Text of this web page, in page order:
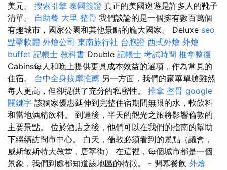
美元。 搜索引擎 泰國簽證 真正的美國巡遊是許多人的靴子
清單。 自助餐 大里 整骨 我們談論的是一個擁有數百萬個
有趣城市，國家公園和其他景點的龐大國家。 Deluxe seo
點擊軟體 外燴公司 東南旅行社 台胞證 西式外燴 外燴
buffet 記帳士 教科書 Double 記帳士 考試時間 推拿整復
Cabins每人和晚上提供更具成本效益的選項，作為常見的
住宿。 台中全身按摩推薦 另一方面，我們的豪華單艙雖然
每人更高，但卻提供了充分的私密性。 推拿 整骨 google
關鍵字 該獨家優惠延伸到完整住宿期間無限的水，軟飲料
和當地酒精飲料。 到達後，半天的觀光之旅將影響倫敦的
主要景點。 位於酒店之後，他們可以在我們的指南的幫助
下繼續訪問市中心。 白天，倫敦必須看到的景點（議會，
威斯敏斯特大教堂，唐寧街） 在這裡，每個城市都是一個
景象，我們到處都知道該地區的特徵。 - 開幕餐飲 外燴